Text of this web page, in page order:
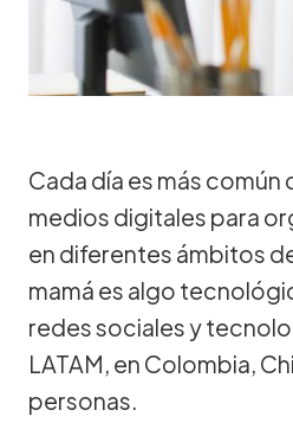
Cada día es más
medios digitales para
en diferentes ámbitos
mamá es algo
redes sociales y
LATAM, en Colombia,
personas.